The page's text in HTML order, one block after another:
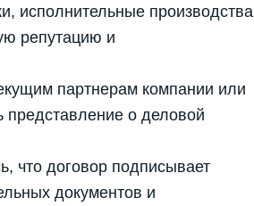
исполнительные производства
репутацию и
партнерам компании или
представление о деловой
что договор подписывает
документов и